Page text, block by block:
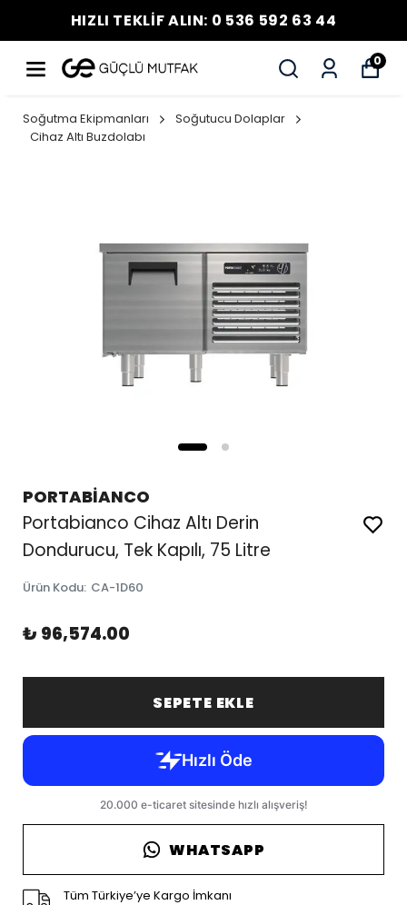
HIZLI TEKLİF ALIN: 0 536 592 63 44
0
Soğutma Ekipmanları
Soğutucu Dolaplar
Cihaz Altı Buzdolabı
PORTABİANCO
Portabianco Cihaz Altı Derin
Dondurucu, Tek Kapılı, 75 Litre
Ürün Kodu: CA-1D60
₺ 96,574.00
SEPETE EKLE
WHATSAPP
Tüm Türkiye’ye Kargo İmkanı